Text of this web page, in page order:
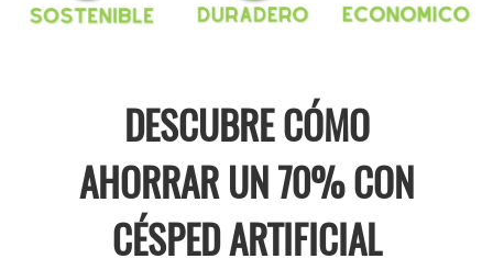
DESCUBRE CÓMO
AHORRAR UN 70% CON
CÉSPED ARTIFICIAL